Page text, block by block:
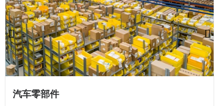
建筑建材